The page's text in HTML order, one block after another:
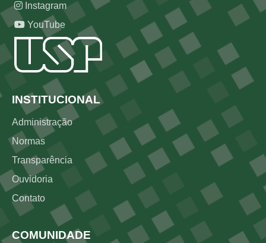
Instagram
YouTube
Rodapé
INSTITUCIONAL
Administração
Normas
Transparência
Ouvidoria
Contato
COMUNIDADE